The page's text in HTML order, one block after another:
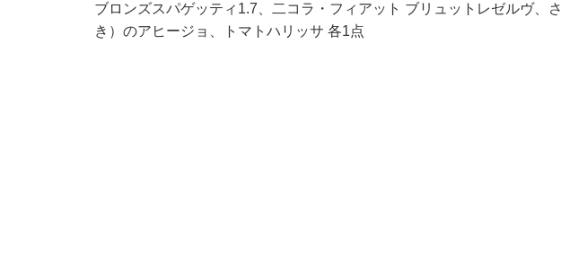
ブロンズスパゲッティ1.7、二コラ・フィアット ブリュットレゼルヴ、
き）のアヒージョ、トマトハリッサ 各1点